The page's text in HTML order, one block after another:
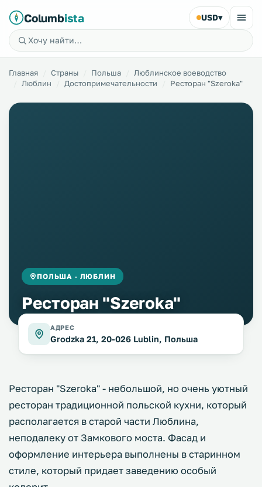
Columbista USD▾
Главная Страны Польша
Люблинское воеводство
Люблин
Достопримечательности Ресторан "Szeroka"
ПОЛЬША · ЛЮБЛИН
Ресторан "Szeroka"
АДРЕС
Grodzka 21, 20-026 Lublin, Польша
Ресторан "Szeroka" - небольшой, но очень уютный
ресторан традиционной польской кухни, который
располагается в старой части Люблина,
неподалеку от Замкового моста. Фасад и
оформление интерьера выполнены в старинном
стиле, который придает заведению особый